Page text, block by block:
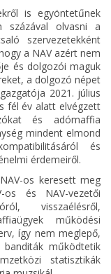
is egyöntetűnek
százával olvasni a
szervezetekként
a NAV azért nem
és dolgozói maguk
a dolgozó népet
2021. július
fél év alatt elvégzett
és adómaffia
mindent elmond
és
érdemeiről.
os keresett meg
és NAV-vezetői
visszaélésről,
működési
így nem meglepő,
működtetik
statisztikák